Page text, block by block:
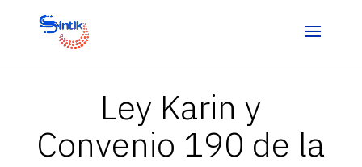
Ley Karin y
Convenio 190 de la